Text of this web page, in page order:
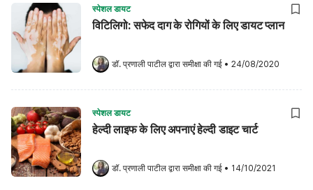
स्पेशल डायट
विटिलिगो: सफेद दाग के रोगियों के लिए डायट प्लान
डॉ. प्रणाली पाटील द्वारा समीक्षा की गई • 24/08/2020
स्पेशल डायट
हेल्दी लाइफ के लिए अपनाएं हेल्दी डाइट चार्ट
डॉ. प्रणाली पाटील द्वारा समीक्षा की गई • 14/10/2021